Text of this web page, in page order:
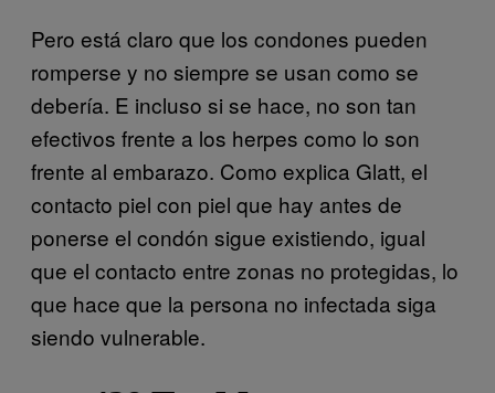
Pero está claro que los condones pueden
romperse y no siempre se usan como se
debería. E incluso si se hace, no son tan
efectivos frente a los herpes como lo son
frente al embarazo. Como explica Glatt, el
contacto piel con piel que hay antes de
ponerse el condón sigue existiendo, igual
que el contacto entre zonas no protegidas, lo
que hace que la persona no infectada siga
siendo vulnerable.